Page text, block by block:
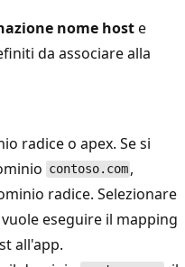
nome hoste
da associare alla
radice o apex. Se si
contoso.com ,
radice. Selezionare
eseguire il mapping
all'app.